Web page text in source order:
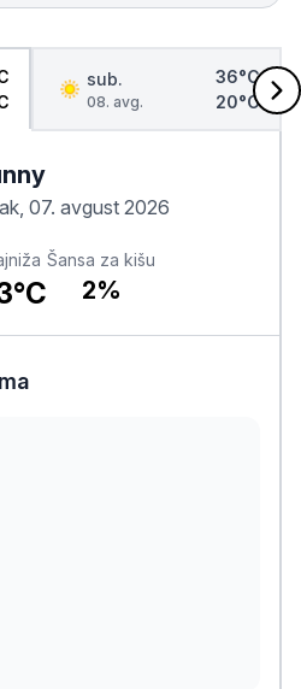
sub.
08. avg.
36°C
20°C
07. avgust 2026
Šansa za kišu
2%